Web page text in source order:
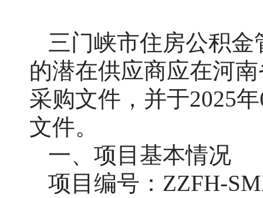
三门峡市住房公积金
的潜在供应商应在河
采购文件，并于2025
文件。
一、项目基本情况
项目编号： ZZFH-